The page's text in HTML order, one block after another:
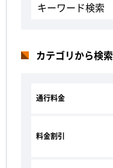
カテゴリから検索
通行料金
料金割引